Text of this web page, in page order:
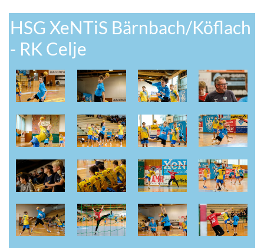
HSG XeNTiS Bärnbach/Köflach
- RK Celje